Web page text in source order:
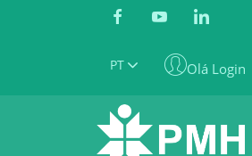
PT Olá Login